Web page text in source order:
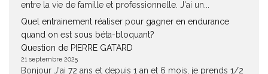
entre la vie de famille et professionnelle. J'ai un...
Quel entrainement réaliser pour gagner en endurance
quand on est sous béta-bloquant?
Question de PIERRE GATARD
21 septembre 2025
Bonjour J'ai 72 ans et depuis 1 an et 6 mois, je prends 1/2